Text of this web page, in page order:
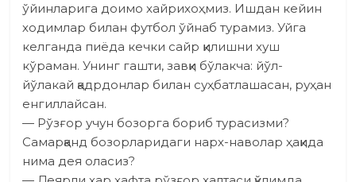
ўйинларига доимо хайрихоҳмиз. Ишдан кейин
ходимлар билан футбол ўйнаб турамиз. Уйга
келганда пиёда кечки сайр қилишни хуш
кўраман. Унинг гашти, завқи бўлакча: йўл-
йўлакай қадрдонлар билан суҳбатлашасан, руҳан
енгиллайсан.
— Рўзғор учун бозорга бориб турасизми?
Самарқанд бозорларидаги нарх-наволар ҳақида
нима дея оласиз?